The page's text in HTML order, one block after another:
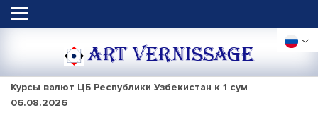
ART VERNISSAGE
Курсы валют ЦБ Республики Узбекистан к 1 сум
06.08.2026